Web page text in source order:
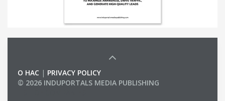
О НАС | PRIVACY POLICY
© 2026 INDUPORTALS MEDIA PUBLISHING